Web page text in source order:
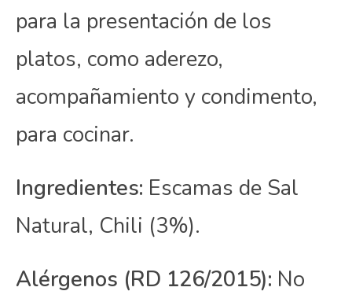
para la presentación de los
platos, como aderezo,
acompañamiento y condimento,
para cocinar.
Ingredientes: Escamas de Sal
Natural, Chili (3%).
Alérgenos (RD 126/2015): No